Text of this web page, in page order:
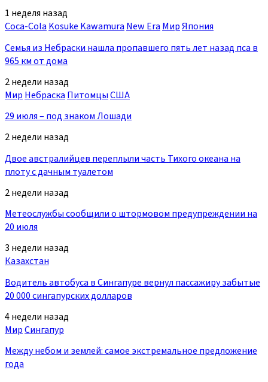
1 неделя назад
Coca-Cola Kosuke Kawamura New Era МирЯпония
Семья из Небраски нашла пропавшего пять лет назад пса в
965 км от дома
2 недели назад
Мир Небраска ПитомцыСША
29 июля – под знаком Лошади
2 недели назад
Двое австралийцев переплыли часть Тихого океана на
плоту с дачным туалетом
2 недели назад
Метеослужбы сообщили о штормовом предупреждении на
20 июля
3 недели назад
Казахстан
Водитель автобуса в Сингапуре вернул пассажиру забытые
20 000 сингапурских долларов
4 недели назад
МирСингапур
Между небом и землей: самое экстремальное предложение
года